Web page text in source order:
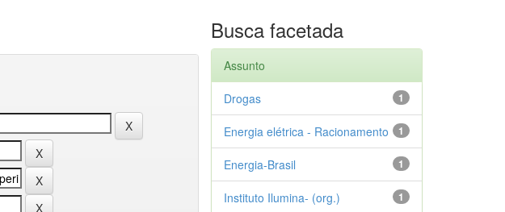
Busca facetada
Assunto
1
Drogas
1
Energia elétrica - Racionamento
1
Energia-Brasil
1
Instituto Ilumina- (org.)